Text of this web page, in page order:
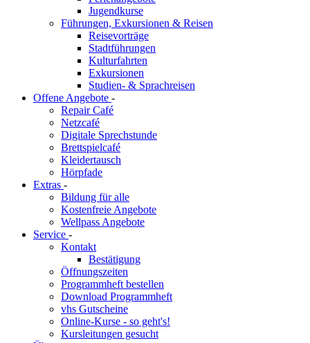
Jugendkurse
Führungen, Exkursionen & Reisen
Reisevorträge
Stadtführungen
Kulturfahrten
Exkursionen
Studien- & Sprachreisen
Offene Angebote -
Repair Café
Netzcafé
Digitale Sprechstunde
Brettspielcafé
Kleidertausch
Hörpfade
Extras -
Bildung für alle
Kostenfreie Angebote
Wellpass Angebote
Service -
Kontakt
Bestätigung
Öffnungszeiten
Programmheft bestellen
Download Programmheft
vhs Gutscheine
Online-Kurse - so geht's!
Kursleitungen gesucht